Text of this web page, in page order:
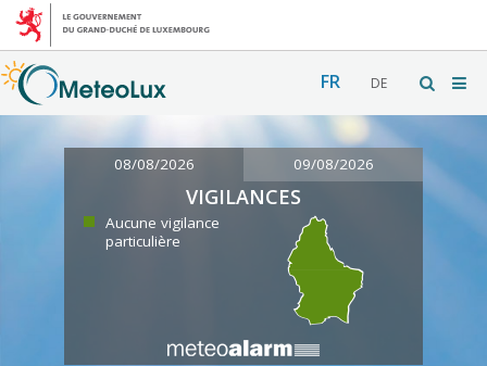
FR DE
08/08/2026 09/08/2026
VIGILANCES
Aucune vigilance
particulière